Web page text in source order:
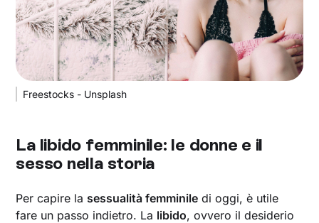
Freestocks - Unsplash
La libido femminile: le donne e il
sesso nella storia
Per capire la sessualità femminile di oggi, è utile
fare un passo indietro. La libido, ovvero il desiderio